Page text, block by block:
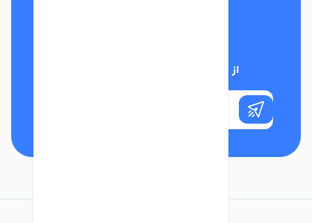
از تخفیف‌های فروشگاه با خبر شوید